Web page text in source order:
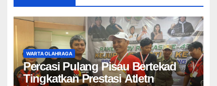
WARTA OLAHRAGA
Percasi Pulang Pisau Bertekad
Tingkatkan Prestasi Atletn